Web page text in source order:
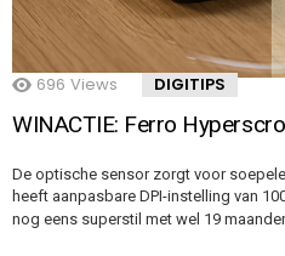
696 Views DIGITIPS
WINACTIE: Ferro
De optische sensor zorgt voor
heeft aanpasbare DPI-instelling van
nog eens superstil met wel 19